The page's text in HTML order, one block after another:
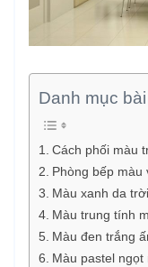
Danh mục
Cách phối màu
Phòng bếp màu
Màu xanh da
Màu trung tính
Màu đen trắng
Màu pastel ngọt